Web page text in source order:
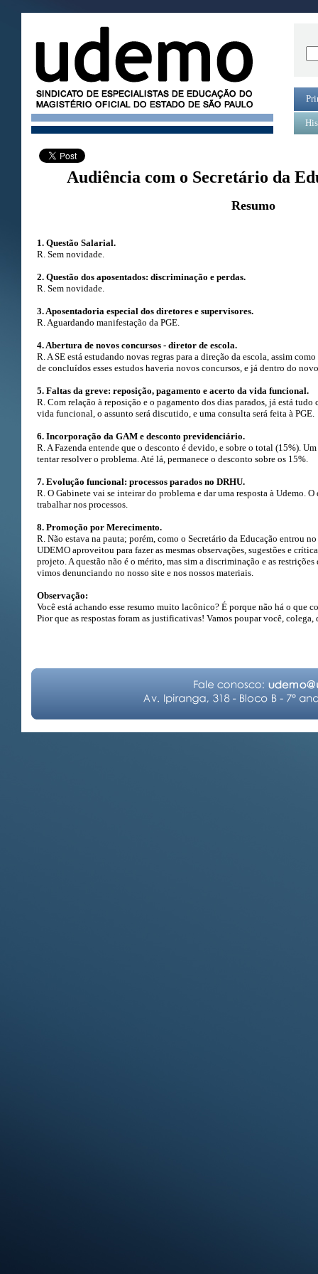
Audiência com o Secretário da
Resumo
1. Questão Salarial.
R. Sem novidade.
2. Questão dos aposentados: discriminação e perdas.
R. Sem novidade.
3. Aposentadoria especial dos diretores e supervisores.
R. Aguardando manifestação da PGE.
4. Abertura de novos concursos - diretor de escola.
R. A SE está estudando novas regras para a direção da escola, assim
de concluídos esses estudos haveria novos concursos, e já dentro do
5. Faltas da greve: reposição, pagamento e acerto da vida funcional.
R. Com relação à reposição e o pagamento dos dias parados, já está
vida funcional, o assunto será discutido, e uma consulta será feita à PGE.
6. Incorporação da GAM e desconto previdenciário.
R. A Fazenda entende que o desconto é devido, e sobre o total (15%).
tentar resolver o problema. Até lá, permanece o desconto sobre os 15%.
7. Evolução funcional: processos parados no DRHU.
R. O Gabinete vai se inteirar do problema e dar uma resposta à Udemo. O
trabalhar nos processos.
8. Promoção por Merecimento.
R. Não estava na pauta; porém, como o Secretário da Educação entrou
UDEMO aproveitou para fazer as mesmas observações, sugestões e
projeto. A questão não é o mérito, mas sim a discriminação e as
vimos denunciando no nosso site e nos nossos materiais.
Observação:
Você está achando esse resumo muito lacônico? É porque não há o que
Pior que as respostas foram as justificativas! Vamos poupar você, colega,